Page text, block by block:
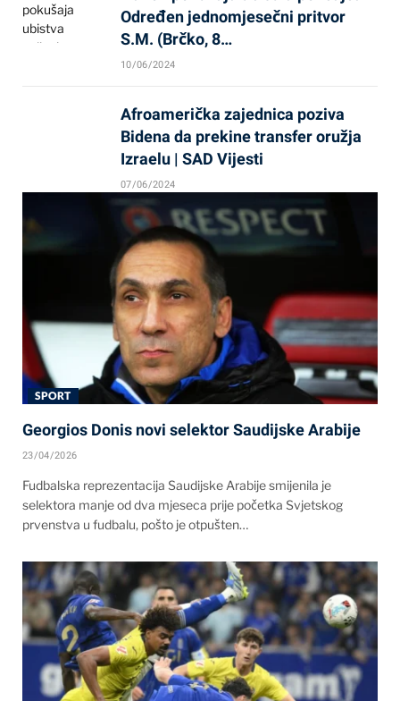
Određen jednomjesečni pritvor
S.M. (Brčko, 8…
10/06/2024
Afroamerička zajednica poziva
Bidena da prekine transfer oružja
Izraelu | SAD Vijesti
07/06/2024
SPORT
Georgios Donis novi selektor Saudijske Arabije
23/04/2026
Fudbalska reprezentacija Saudijske Arabije smijenila je
selektora manje od dva mjeseca prije početka Svjetskog
prvenstva u fudbalu, pošto je otpušten…